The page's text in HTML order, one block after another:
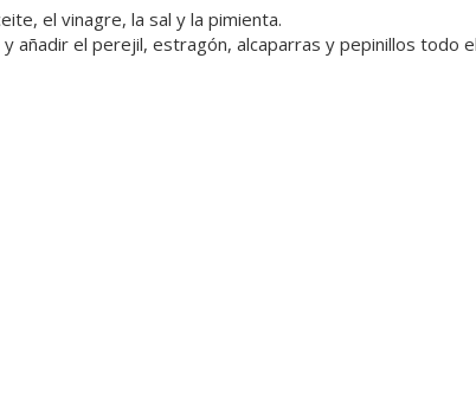
el vinagre, la sal y la pimienta.
añadir el perejil, estragón, alcaparras y pepinillos todo